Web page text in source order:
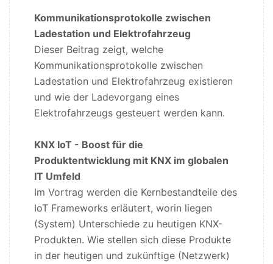
Kommunikationsprotokolle zwischen
Ladestation und Elektrofahrzeug
Dieser Beitrag zeigt, welche
Kommunikationsprotokolle zwischen
Ladestation und Elektrofahrzeug existieren
und wie der Ladevorgang eines
Elektrofahrzeugs gesteuert werden kann.
KNX IoT - Boost für die
Produktentwicklung mit KNX im globalen
IT Umfeld
Im Vortrag werden die Kernbestandteile des
IoT Frameworks erläutert, worin liegen
(System) Unterschiede zu heutigen KNX-
Produkten. Wie stellen sich diese Produkte
in der heutigen und zukünftige (Netzwerk)